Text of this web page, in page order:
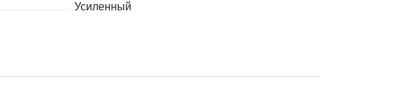
Усиленный